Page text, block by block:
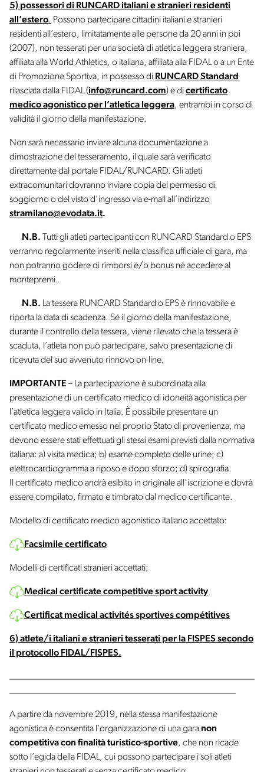
5) possessori di RUNCARD italiani e stranieri residenti
all’estero. Possono partecipare cittadini italiani e stranieri
residenti all’estero, limitatamente alle persone da 20 anni in poi
(2007), non tesserati per una società di atletica leggera straniera,
affiliata alla World Athletics, o italiana, affiliata alla FIDAL o a un Ente
di Promozione Sportiva, in possesso di RUNCARD Standard
rilasciata dalla FIDAL (info@runcard.com) e dicertificato
medico agonistico per l’atletica leggera, entrambi in corso di
validità il giorno della manifestazione.
Non sarà necessario inviare alcuna documentazione a
dimostrazione del tesseramento, il quale sarà verificato
direttamente dal portale FIDAL/RUNCARD. Gli atleti
extracomunitari dovranno inviare copia del permesso di
soggiorno o del visto d’ingresso via e-mail all’indirizzo
stramilano@evodata.it.
N.B. Tutti gli atleti partecipanti con RUNCARD Standard o EPS
verranno regolarmente inseriti nella classifica ufficiale di gara, ma
non potranno godere di rimborsi e/o bonus né accedere al
montepremi.
N.B. La tessera RUNCARD Standard o EPS è rinnovabile e
riporta la data di scadenza. Se il giorno della manifestazione,
durante il controllo della tessera, viene rilevato che la tessera è
scaduta, l’atleta non può partecipare, salvo presentazione di
ricevuta del suo avvenuto rinnovo on-line.
IMPORTANTE – La partecipazione è subordinata alla
presentazione di un certificato medico di idoneità agonistica per
l’atletica leggera valido in Italia. È possibile presentare un
certificato medico emesso nel proprio Stato di provenienza, ma
devono essere stati effettuati gli stessi esami previsti dalla normativa
italiana: a) visita medica; b) esame completo delle urine; c)
elettrocardiogramma a riposo e dopo sforzo; d) spirografia.
Il certificato medico andrà esibito in originale all’iscrizione e dovrà
essere compilato, firmato e timbrato dal medico certificante.
Modello di certificato medico agonistico italiano accettato:
Facsimile certificato
Modelli di certificati stranieri accettati:
Medical certificate competitive sport activity
Certificat medical activités sportives compétitives
6)atlete/i italiani e stranieri tesserati per la FISPES secondo
il protocollo FIDAL/FISPES.
____________________________________________________
________________________________________________
A partire da novembre 2019, nella stessa manifestazione
agonistica è consentita l’organizzazione di una gara non
competitiva con finalità turistico-sportive, che non ricade
sotto l’egida della FIDAL, cui possono partecipare i soli atleti